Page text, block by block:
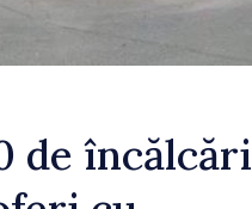
de încălcări